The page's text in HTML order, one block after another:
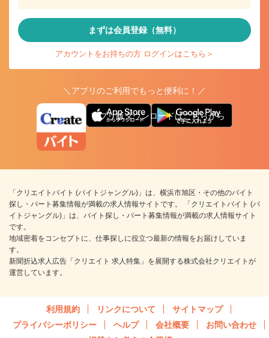
まずは会員登録（無料）
アカウントをお持ちの方 ログインはこちら＞
＼アプリのご利用でもっと便利に！／
アプリ版ダウンロードはこちらから
「クリエイトバイト (バイトジャングル)」は、横浜市旭区・その他のバイト
探し・パート募集情報が満載の求人情報サイトです。 「クリエイトバイト (バ
イトジャングル)」は、バイト探し・パート募集情報が満載の求人情報サイト
です。
地域密着をコンセプトに、仕事探しに役立つ最新の情報をお届けしていま
す。
新聞折込求人広告「クリエイト 求人特集」を展開する株式会社クリエイトが
運営しています。
利用規約 リンクについて
サイトマップ
プライバシーポリシー
ヘルプ 会社概要
お問い合わせ